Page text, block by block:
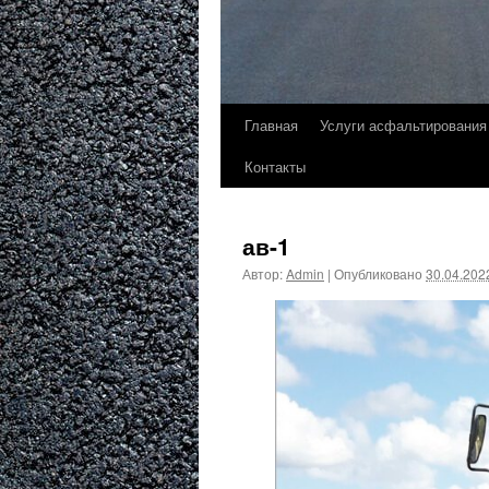
Главная Услуги асфальтирования
Контакты
ав-1
Автор:Admin | Опубликовано